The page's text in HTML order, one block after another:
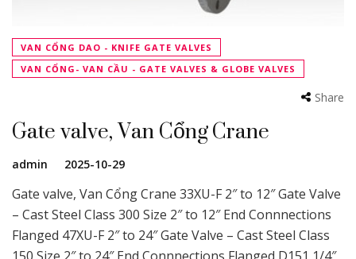
VAN CỔNG DAO - KNIFE GATE VALVES
VAN CỔNG- VAN CẦU - GATE VALVES & GLOBE VALVES
Share
Gate valve, Van Cổng Crane
admin 2025-10-29
Gate valve, Van Cổng Crane 33XU-F 2″ to 12″ Gate Valve
– Cast Steel Class 300 Size 2″ to 12″ End Connnections
Flanged 47XU-F 2″ to 24″ Gate Valve – Cast Steel Class
150 Size 2″ to 24″ End Connnections Flanged D151 1/4″